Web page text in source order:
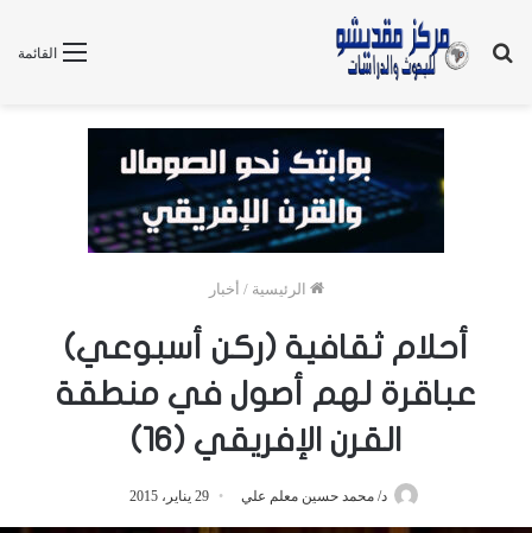
القائمة
بحث
الرئيسية / أخبار
أحلام ثقافية (ركن أسبوعي)
عباقرة لهم أصول في منطقة
القرن الإفريقي (16)
د/ محمد حسين معلم علي 29 يناير، 2015